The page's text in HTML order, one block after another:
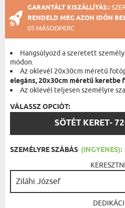
GARANTÁLT KISZÁLLÍTÁS::
RENDELD MEG AZON IDŐN
05 MÁSODPERC
Hangsúlyozd a szeretett
módon.
Az oklevél 20x30cm méretű
elegáns, 20x30cm méretű keretbe
Az oklevél teljesen személyre
VÁLASSZ OPCIÓT:
SÖTÉT KERET-
SZEMÉLYRE SZÁBÁS (INGYENES):